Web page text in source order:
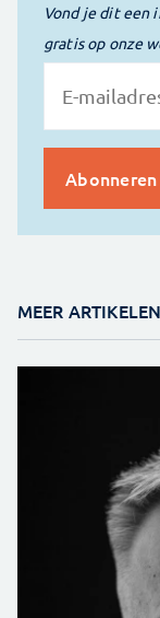
Vond je dit een
gratis op onze
MEER ARTIKELEN